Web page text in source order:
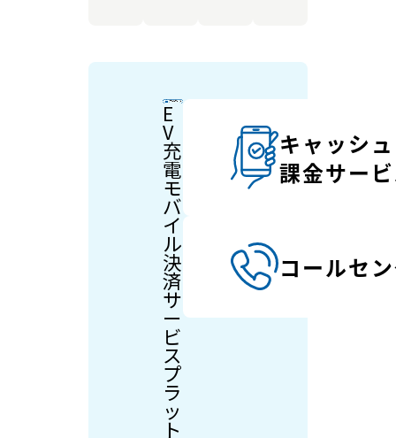
E
V
充
電
モ
バ
イ
ル
決
済
サ
ー
ビ
ス
プ
ラ
ッ
ト
キャッシ
課金サー
コールセ